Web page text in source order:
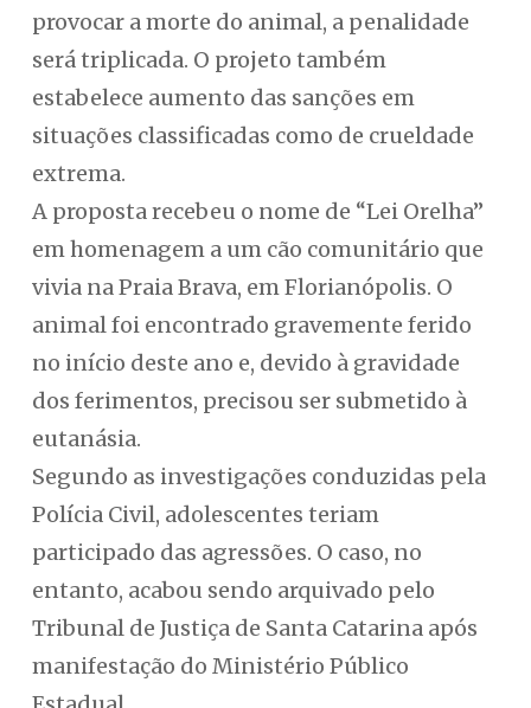
provocar a morte do animal, a penalidade
será triplicada. O projeto também
estabelece aumento das sanções em
situações classificadas como de crueldade
extrema.
A proposta recebeu o nome de “Lei Orelha”
em homenagem a um cão comunitário que
vivia na Praia Brava, em Florianópolis. O
animal foi encontrado gravemente ferido
no início deste ano e, devido à gravidade
dos ferimentos, precisou ser submetido à
eutanásia.
Segundo as investigações conduzidas pela
Polícia Civil, adolescentes teriam
participado das agressões. O caso, no
entanto, acabou sendo arquivado pelo
Tribunal de Justiça de Santa Catarina após
manifestação do Ministério Público